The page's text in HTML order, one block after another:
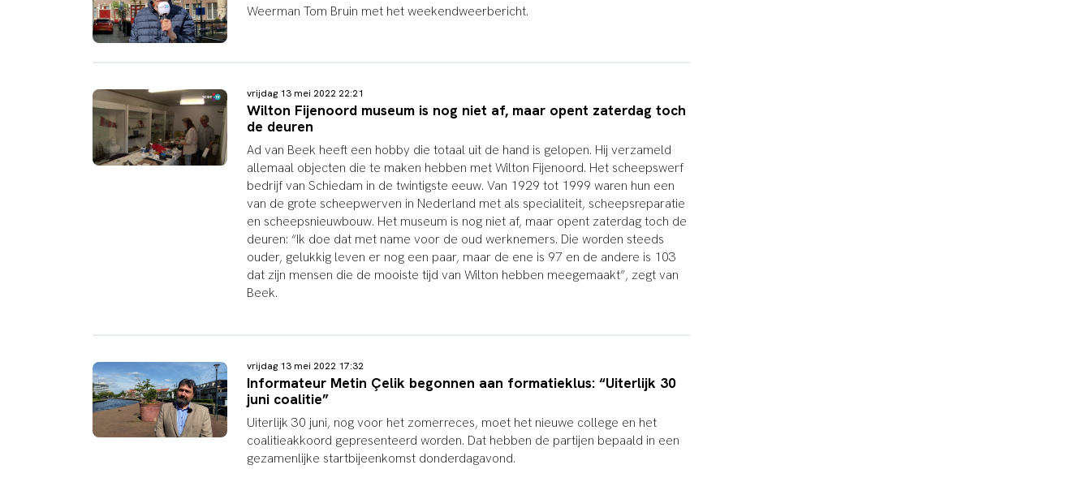
Weerman Tom Bruin met het weekendweerbericht.
vrijdag 13 mei 2022 22:21
Wilton Fijenoord museum is nog niet af, maar opent zaterdag toch
de deuren
Ad van Beek heeft een hobby die totaal uit de hand is gelopen. Hij verzameld
allemaal objecten die te maken hebben met Wilton Fijenoord. Het scheepswerf
bedrijf van Schiedam in de twintigste eeuw. Van 1929 tot 1999 waren hun een
van de grote scheepwerven in Nederland met als specialiteit, scheepsreparatie
en scheepsnieuwbouw. Het museum is nog niet af, maar opent zaterdag toch de
deuren: “Ik doe dat met name voor de oud werknemers. Die worden steeds
ouder, gelukkig leven er nog een paar, maar de ene is 97 en de andere is 103
dat zijn mensen die de mooiste tijd van Wilton hebben meegemaakt”, zegt van
Beek.
vrijdag 13 mei 2022 17:32
Informateur Metin Çelik begonnen aan formatieklus: “Uiterlijk 30
juni coalitie”
Uiterlijk 30 juni, nog voor het zomerreces, moet het nieuwe college en het
coalitieakkoord gepresenteerd worden. Dat hebben de partijen bepaald in een
gezamenlijke startbijeenkomst donderdagavond.